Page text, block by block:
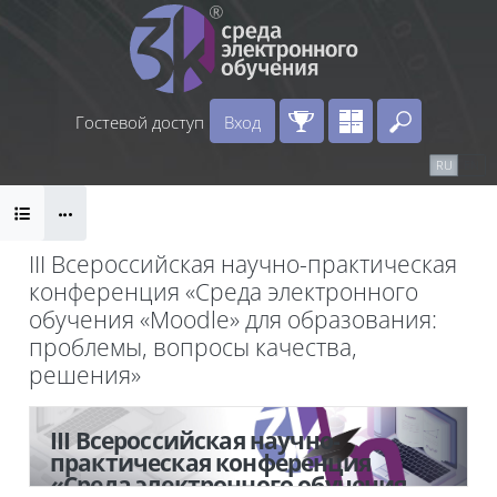
Перейти к основному содержанию
Гостевой доступ
Вход
RU
Блоки
III Всероссийская научно-практическая
конференция «Среда электронного
обучения «Moodle» для образования:
проблемы, вопросы качества,
решения»
Блоки
III Всероссийская научно-
практическая конференция
«Среда электронного обучения